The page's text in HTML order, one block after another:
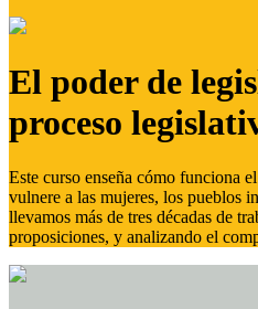
El poder de
proceso
Este curso enseña cómo funciona
vulnere a las mujeres, los pueblos
llevamos más de tres décadas de
proposiciones, y analizando el